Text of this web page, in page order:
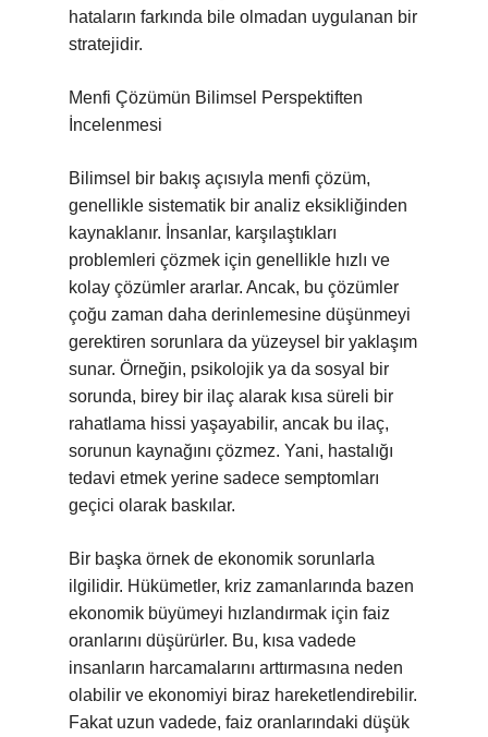
hataların farkında bile olmadan uygulanan bir
stratejidir.
Menfi Çözümün Bilimsel Perspektiften
İncelenmesi
Bilimsel bir bakış açısıyla menfi çözüm,
genellikle sistematik bir analiz eksikliğinden
kaynaklanır. İnsanlar, karşılaştıkları
problemleri çözmek için genellikle hızlı ve
kolay çözümler ararlar. Ancak, bu çözümler
çoğu zaman daha derinlemesine düşünmeyi
gerektiren sorunlara da yüzeysel bir yaklaşım
sunar. Örneğin, psikolojik ya da sosyal bir
sorunda, birey bir ilaç alarak kısa süreli bir
rahatlama hissi yaşayabilir, ancak bu ilaç,
sorunun kaynağını çözmez. Yani, hastalığı
tedavi etmek yerine sadece semptomları
geçici olarak baskılar.
Bir başka örnek de ekonomik sorunlarla
ilgilidir. Hükümetler, kriz zamanlarında bazen
ekonomik büyümeyi hızlandırmak için faiz
oranlarını düşürürler. Bu, kısa vadede
insanların harcamalarını arttırmasına neden
olabilir ve ekonomiyi biraz hareketlendirebilir.
Fakat uzun vadede, faiz oranlarındaki düşük